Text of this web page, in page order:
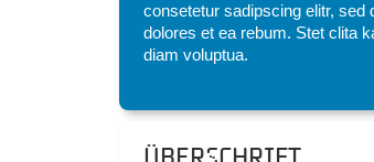
consetetur sadipscing elitr, sed
dolores et ea rebum. Stet clita
diam voluptua.